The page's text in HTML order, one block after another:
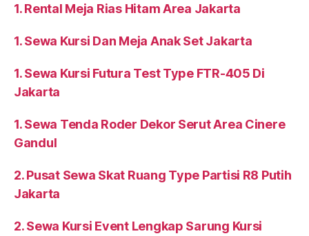
1. Rental Meja Rias Hitam Area Jakarta
1. Sewa Kursi Dan Meja Anak Set Jakarta
1. Sewa Kursi Futura Test Type FTR-405 Di
Jakarta
1. Sewa Tenda Roder Dekor Serut Area Cinere
Gandul
2. Pusat Sewa Skat Ruang Type Partisi R8 Putih
Jakarta
2. Sewa Kursi Event Lengkap Sarung Kursi